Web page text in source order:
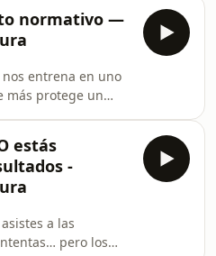
normativo —
entrena en uno
más protege un
se puede decir y
mensajes de
sean correctos sin
plan de
mencionar cifras,
estás
-
a las
pero los